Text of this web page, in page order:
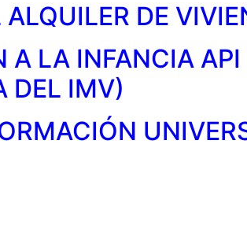
DE
A LA INFANCIA
DEL IMV)